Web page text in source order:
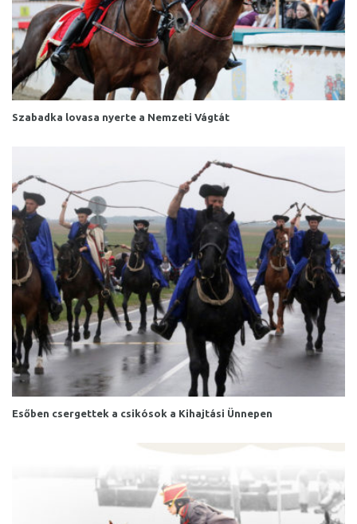
Szabadka lovasa nyerte a Nemzeti Vágtát
Esőben csergettek a csikósok a Kihajtási Ünnepen